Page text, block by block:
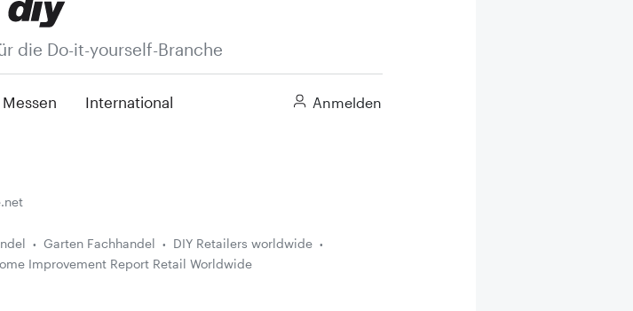
die Do-it-yourself-Branche
Messen
International
Anmelden
Garten Fachhandel
DIY Retailers worldwide
Improvement Report Retail Worldwide